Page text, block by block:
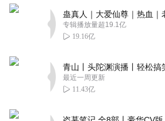
专辑播放量超19.1亿
19.16亿
最近一周更新
11.43亿